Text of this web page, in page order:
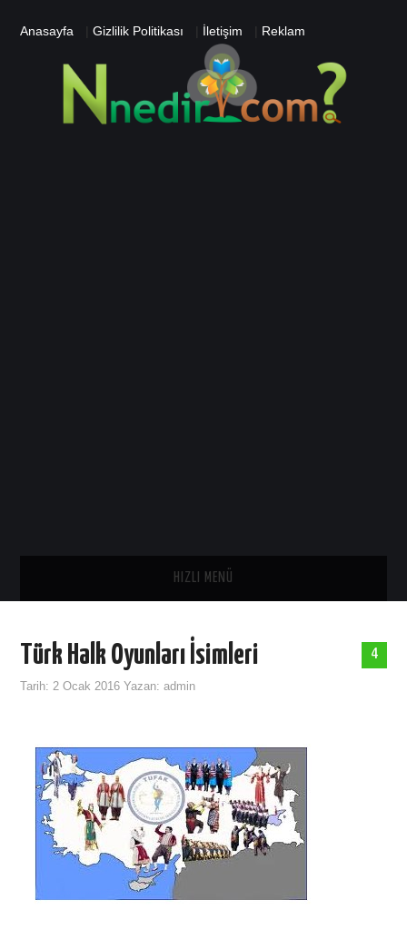
Anasayfa |Gizlilik Politikası İletişim Reklam
HIZLI MENÜ
TARIH
ASTROLOJI
TATIL
BIYOLOJI
4
Türk Halk Oyunları İsimleri
Tarih: 2 Ocak 2016 Yazan:admin